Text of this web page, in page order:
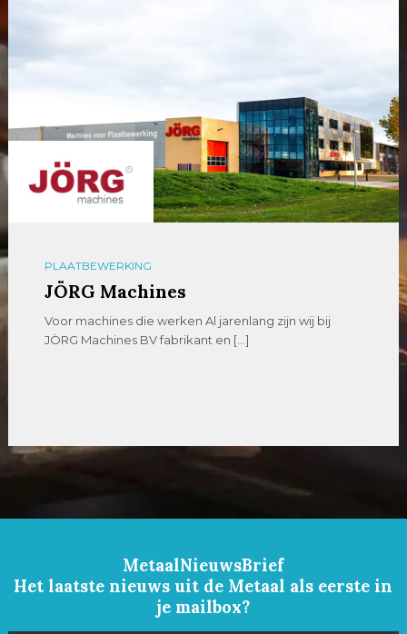
PLAATBEWERKING
JÖRG Machines
Voor machines die werken Al jarenlang zijn wij bij
JÖRG Machines BV fabrikant en […]
MetaalNieuwsBrief
Het laatste nieuws uit de Metaal als eerste in
je mailbox?